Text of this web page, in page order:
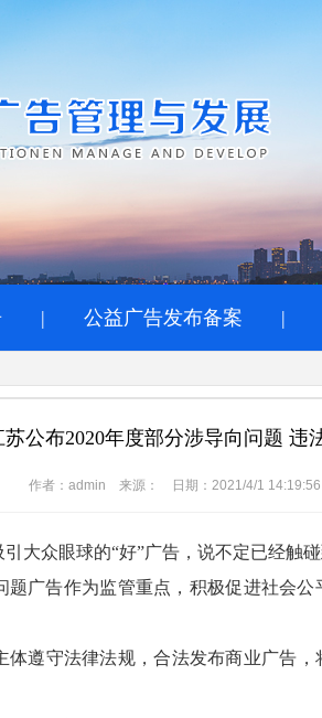
| 公益广告发布备案 |
苏公布2020年度部分涉导向问题 违
作者：admin 来源： 日期：2021/4/1
大众眼球的“好”广告，说不定已经触
题广告作为监管重点，积极促进社会
守法律法规，合法发布商业广告，